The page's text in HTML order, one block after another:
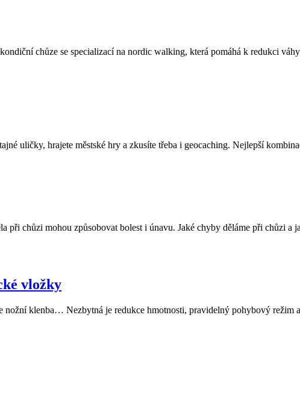
chůze se specializací na nordic walking, která pomáhá k redukci
uličky, hrajete městské hry a zkusíte třeba i geocaching. Nejlepší
při chůzi mohou způsobovat bolest i únavu. Jaké chyby děláme při chůzi a
vložky
klenba… Nezbytná je redukce hmotnosti, pravidelný pohybový režim